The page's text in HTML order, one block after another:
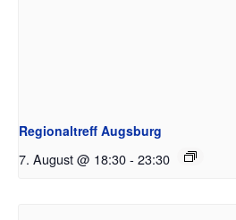
Regionaltreff Augsburg
7. August @ 18:30- 23:30